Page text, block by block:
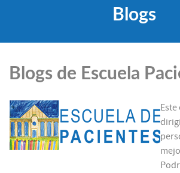
Blogs
Blogs de Escuela